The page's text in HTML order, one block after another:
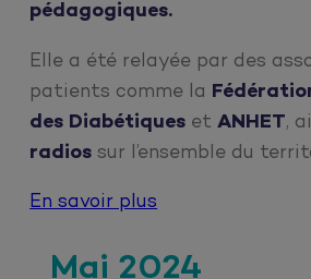
pédagogiques.
Elle a été relayée par des
patients comme la
des Diabétiques etANHET,
radios sur l’ensemble du
En savoir plus
Mai 2024